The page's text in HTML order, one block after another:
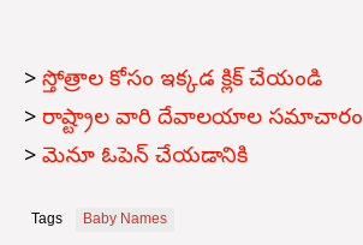
> స్తోత్రాల కోసం ఇక్కడ క్లిక్ చేయండి
> రాష్ట్రాల వారి దేవాలయాల సమాచారం
> మెనూ ఓపెన్ చేయడానికి
Tags Baby Names